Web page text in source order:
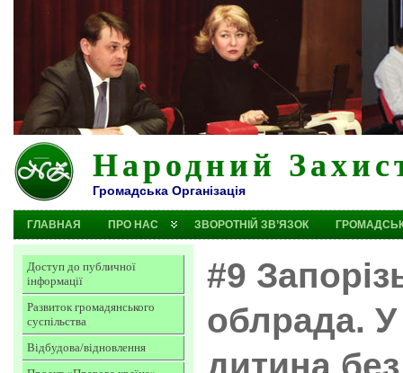
Народний
Громадська Організація
ГЛАВНАЯ ПРО НАС ЗВОРОТНІЙ ЗВ’ЯЗОК
Доступ до публичної
інформації
Развиток громадянського
суспільства
Відбудова/відновлення
#9
облрада.